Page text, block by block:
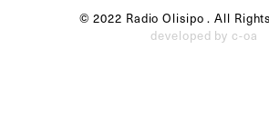
© 2022 Radio Olisipo . All
developed by c-oa